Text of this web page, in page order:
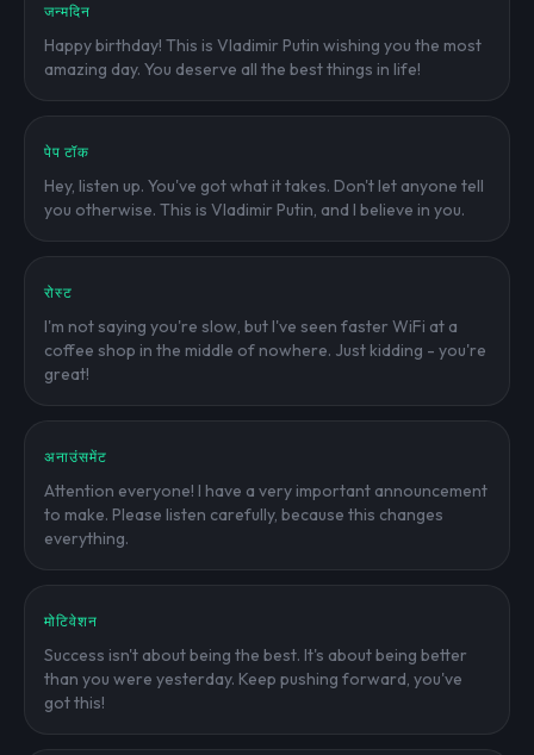
जन्मदिन
Happy birthday! This is Vladimir Putin wishing you the most
amazing day. You deserve all the best things in life!
पेप टॉक
Hey, listen up. You've got what it takes. Don't let anyone tell
you otherwise. This is Vladimir Putin, and I believe in you.
रोस्ट
I'm not saying you're slow, but I've seen faster WiFi at a
coffee shop in the middle of nowhere. Just kidding - you're
great!
अनाउंसमेंट
Attention everyone! I have a very important announcement
to make. Please listen carefully, because this changes
everything.
मोटिवेशन
Success isn't about being the best. It's about being better
than you were yesterday. Keep pushing forward, you've
got this!